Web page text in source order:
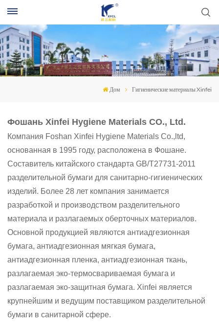
Дом Гигиенические материалы Xinfei
Фошань Xinfei Hygiene Materials CO., Ltd.
Компания Foshan Xinfei Hygiene Materials Co.,ltd,
основанная в 1995 году, расположена в Фошане.
Составитель китайского стандарта GB/T27731-2011
разделительной бумаги для санитарно-гигиенических
изделий. Более 28 лет компания занимается
разработкой и производством разделительного
материала и разлагаемых оберточных материалов.
Основной продукцией являются антиадгезионная
бумага, антиадгезионная мягкая бумага,
антиадгезионная пленка, антиадгезионная ткань,
разлагаемая эко-термосвариваемая бумага и
разлагаемая эко-защитная бумага. Xinfei является
крупнейшим и ведущим поставщиком разделительной
бумаги в санитарной сфере.